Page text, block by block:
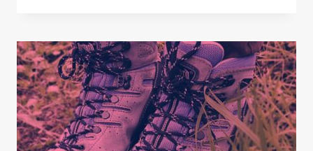
CÓMO
PROTEGER
TU
PRIVACIDAD
CUANDO
HACES